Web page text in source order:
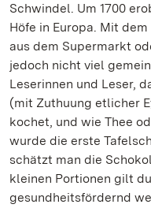
Schwindel. Um 1700
Höfe in Europa. Mit
aus dem Supermarkt
jedoch nicht viel
Leserinnen und Leser,
(mit Zuthuung etlicher
kochet, und wie Thee
wurde die erste
schätzt man die
kleinen Portionen gilt
gesundheitsfördernd